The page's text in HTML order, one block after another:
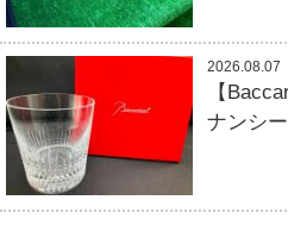
2026.08.07
【
ナンシ